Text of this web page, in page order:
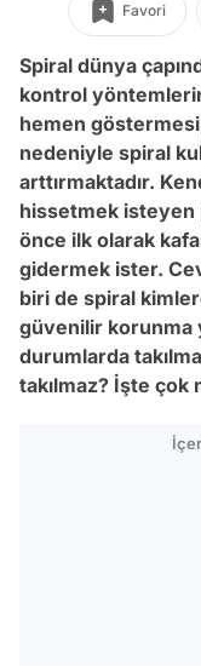
Favori
Spiral dünya
kontrol
hemen
nedeniyle spiral
arttırmaktadır.
hissetmek isteyen
önce ilk olarak
gidermek ister.
biri de spiral
güvenilir korunma
durumlarda
takılmaz? İşte çok